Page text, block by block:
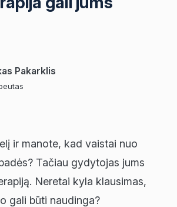
Pakarklis
ir manote, kad vaistai nuo
Tačiau gydytojas jums
Neretai kyla klausimas,
gali būti naudinga?